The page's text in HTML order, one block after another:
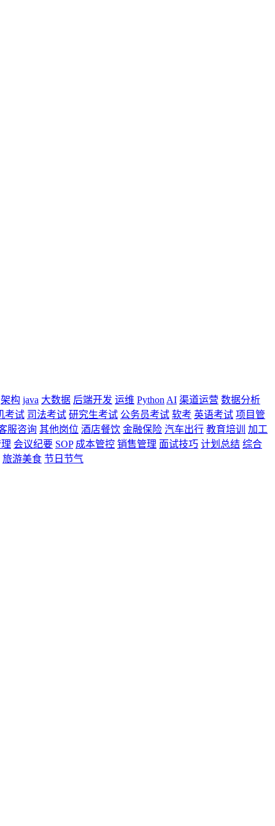
架构 java 大数据 后端开发 运维 Python AI 渠道运营 数据分析
考试 司法考试 研究生考试 公务员考试 软考 英语考试 项目管
服咨询 其他岗位 酒店餐饮 金融保险 汽车出行 教育培训
加工
会议纪要 SOP 成本管控 销售管理 面试技巧 计划总结 综合
旅游美食 节日节气